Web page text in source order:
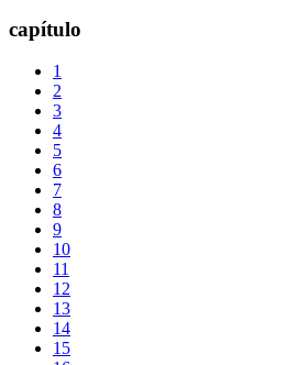
capítulo
1
2
3
4
5
6
7
8
9
10
11
12
13
14
15